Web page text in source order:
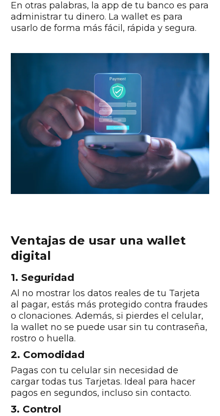
En otras palabras, la app de tu banco es para
administrar tu dinero. La wallet es para
usarlo de forma más fácil, rápida y segura.
Ventajas de usar una wallet
digital
1. Seguridad
Al no mostrar los datos reales de tu Tarjeta
al pagar, estás más protegido contra fraudes
o clonaciones. Además, si pierdes el celular,
la wallet no se puede usar sin tu contraseña,
rostro o huella.
2. Comodidad
Pagas con tu celular sin necesidad de
cargar todas tus Tarjetas. Ideal para hacer
pagos en segundos, incluso sin contacto.
3. Control